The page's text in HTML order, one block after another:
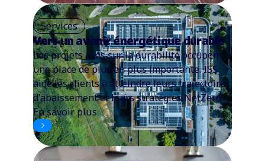
Services
Vers un avenir énergétique durable
Les projets axés sur la durabilité occupent
une place de plus en plus importante. ISS
aide les clients à atteindre leurs trajectoires
d'abaissement et leurs stratégies NetZero.
En savoir plus